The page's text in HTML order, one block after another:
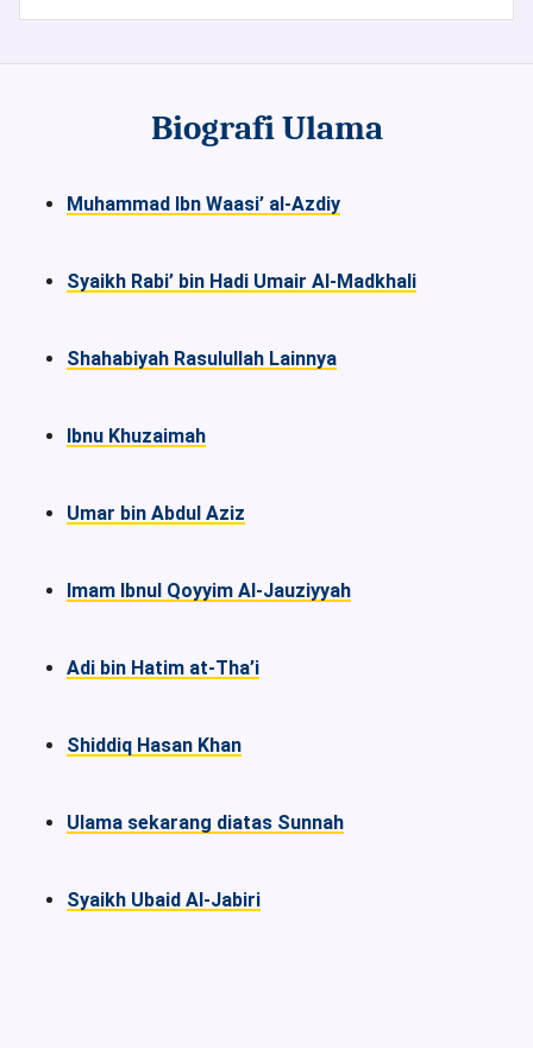
Biografi Ulama
Muhammad Ibn Waasi’ al-Azdiy
Syaikh Rabi’ bin Hadi Umair Al-Madkhali
Shahabiyah Rasulullah Lainnya
Ibnu Khuzaimah
Umar bin Abdul Aziz
Imam Ibnul Qoyyim Al-Jauziyyah
Adi bin Hatim at-Tha’i
Shiddiq Hasan Khan
Ulama sekarang diatas Sunnah
Syaikh Ubaid Al-Jabiri